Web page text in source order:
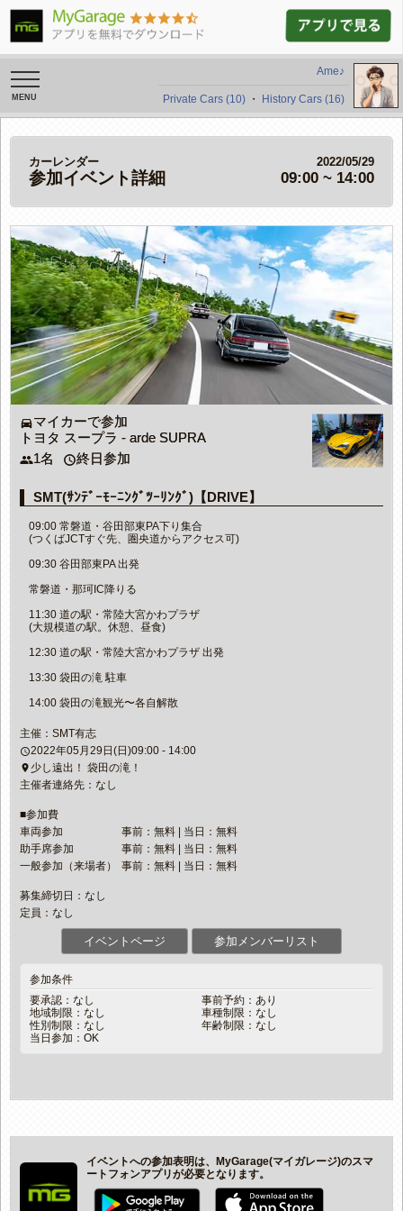
toggle
navigation
Ame♪
Private Cars (10) ・ History Cars (16)
カーレンダー 2022/05/29
参加イベント詳細 09:00 ~ 14:00
directions_carマイカーで参加
トヨタ スープラ - arde SUPRA
people1名 access_time終日参加
SMT(ｻﾝﾃﾞｰﾓｰﾆﾝｸﾞﾂｰﾘﾝｸﾞ)【DRIVE】
09:00 常磐道・谷田部東PA下り集合
(つくばJCTすぐ先、圏央道からアクセス可)
09:30 谷田部東PA 出発
常磐道・那珂IC降りる
11:30 道の駅・常陸大宮かわプラザ
(大規模道の駅。休憩、昼食)
12:30 道の駅・常陸大宮かわプラザ 出発
13:30 袋田の滝 駐車
14:00 袋田の滝観光〜各自解散
主催：SMT有志
access_time2022年05月29日(日)09:00 - 14:00
place 少し遠出！ 袋田の滝！
主催者連絡先：なし
■参加費
車両参加
事前：無料 | 当日：無料
助手席参加
事前：無料 | 当日：無料
一般参加（来場者）
事前：無料 | 当日：無料
募集締切日：なし
定員：なし
イベントページ 参加メンバーリスト
参加条件
要承認：なし
事前予約：あり
地域制限：なし
車種制限：なし
性別制限：なし
年齢制限：なし
当日参加：OK
イベントへの参加表明は、MyGarage(マイガレージ)のスマ
ートフォンアプリが必要となります。